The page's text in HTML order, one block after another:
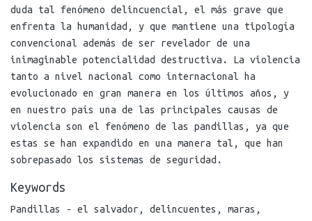
duda tal fenómeno delincuencial, el más grave que
enfrenta la humanidad, y que mantiene una tipología
convencional además de ser revelador de una
inimaginable potencialidad destructiva. La violencia
tanto a nivel nacional como internacional ha
evolucionado en gran manera en los últimos años, y
en nuestro país una de las principales causas de
violencia son el fenómeno de las pandillas, ya que
estas se han expandido en una manera tal, que han
sobrepasado los sistemas de seguridad.
Keywords
Pandillas - el salvador , delincuentes , maras ,